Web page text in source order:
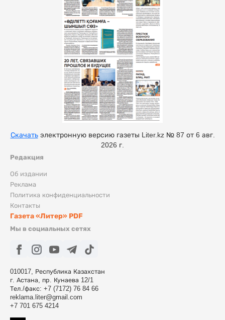
Редакция
Об издании
Реклама
Политика конфиденциальности
Контакты
Газета «Литер» PDF
Мы в социальных сетях
010017, Республика Казахстан
г. Астана, пр. Кунаева 12/1
Тел./факс: +7 (7172) 76 84 66
reklama.liter@gmail.com
+7 701 675 4214
Скачатьэлектронную версию газеты Liter.kz № 87 от 6 авг.
2026 г.